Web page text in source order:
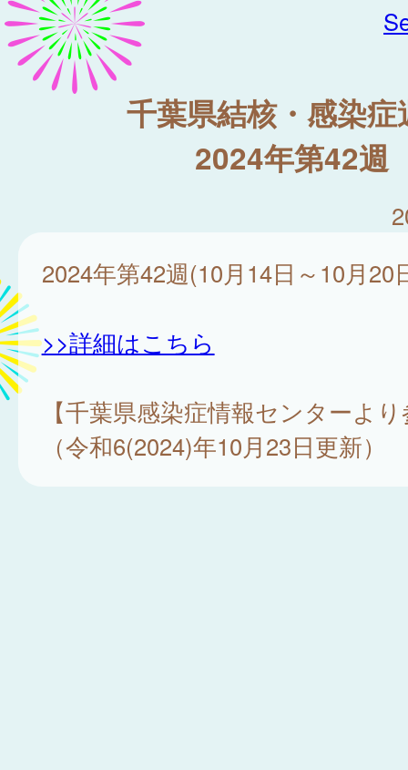
千葉県結核・感染症
2024年第42週
2024年第42週(10月14日～10月20
>>詳細はこちら
【千葉県感染症情報センターよ
（令和6(2024)年10月23日更新）